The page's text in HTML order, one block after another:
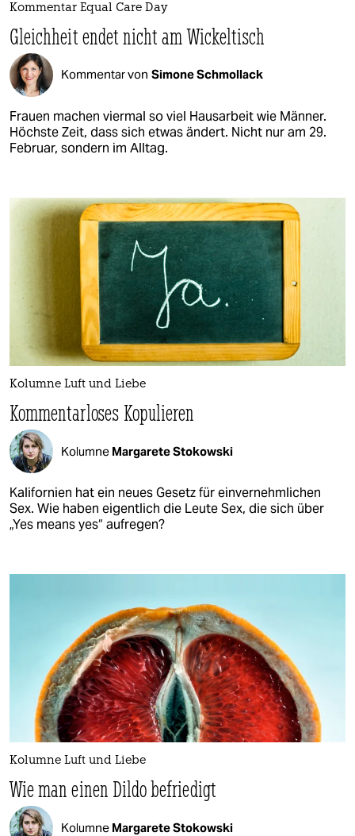
Kommentar Equal Care Day
Gleichheit endet nicht am Wickeltisch
Kommentar von Simone Schmollack
Frauen machen viermal so viel Hausarbeit wie Männer.
Höchste Zeit, dass sich etwas ändert. Nicht nur am 29.
Februar, sondern im Alltag.
Kolumne Luft und Liebe
Kommentarloses Kopulieren
Kolumne Margarete Stokowski
Kalifornien hat ein neues Gesetz für einvernehmlichen
Sex. Wie haben eigentlich die Leute Sex, die sich über
„Yes means yes“ aufregen?
Kolumne Luft und Liebe
Wie man einen Dildo befriedigt
Kolumne Margarete Stokowski